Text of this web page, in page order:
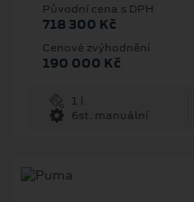
Původní cena s DPH
718 300 Kč
Cenové zvýhodnění
190 000 Kč
1 l
6st. manuální